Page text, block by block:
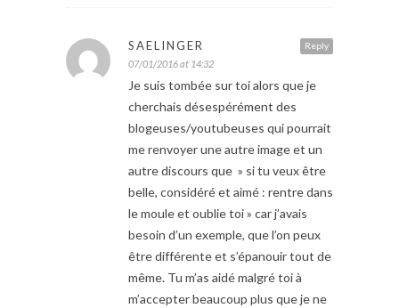
Reply
SAELINGER
07/01/2016 at 14:32
Je suis tombée sur toi alors que je
cherchais désespérément des
blogeuses/youtubeuses qui pourrait
me renvoyer une autre image et un
autre discours que » si tu veux être
belle, considéré et aimé : rentre dans
le moule et oublie toi » car j’avais
besoin d’un exemple, que l’on peux
être différente et s’épanouir tout de
même. Tu m’as aidé malgré toi à
m’accepter beaucoup plus que je ne